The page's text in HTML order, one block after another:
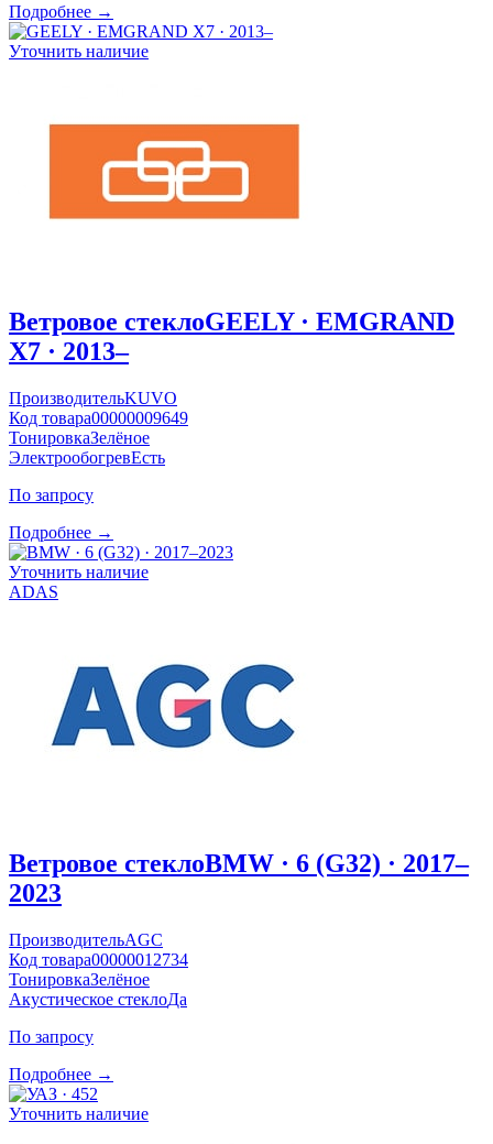
Подробнее →
Уточнить наличие
Ветровое стеклоGEELY · EMGRAND
X7 · 2013–
ПроизводительKUVO
Код товара00000009649
ТонировкаЗелёное
ЭлектрообогревЕсть
По запросу
Подробнее →
Уточнить наличие
ADAS
Ветровое стеклоBMW · 6 (G32) · 2017–
2023
ПроизводительAGC
Код товара00000012734
ТонировкаЗелёное
Акустическое стеклоДа
По запросу
Подробнее →
Уточнить наличие